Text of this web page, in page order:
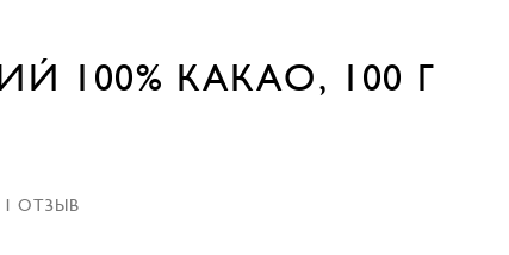
КАКАО, 100 Г
1 ОТЗЫВ